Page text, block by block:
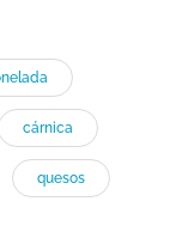
cárnica
quesos